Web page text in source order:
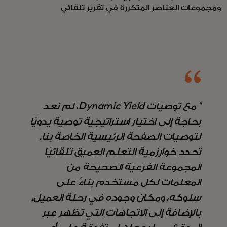
ومجموعات العناصر المتكررة في تقرير تلقائي
" مع توصيات Dynamic Yield، لم نعد
بحاجة إلى اختيار استراتيجية توصية يدويًا
لتوصيات الصفحة الرئيسية الخاصة بنا.
تحدد خوارزمية التعلم العميق تلقائيًا
المجموعة الفرعية الصحيحة من
المعلمات لكل مستخدم بناءً على
سلوكه، ومكان وجوده في رحلة العميل،
بالإضافة إلى الاتجاهات التي تظهر عبر